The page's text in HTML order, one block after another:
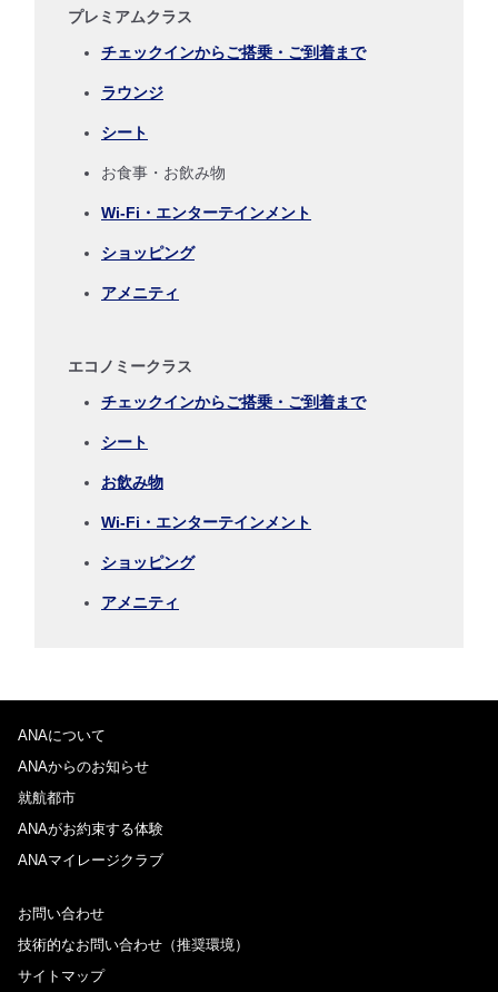
往路出発日および時間帯
日付を選択
時間帯指定なし
経由地および乗り継ぎ所要時間を追加する
復路出発日および時間帯
日付を選択
経由地および乗り継ぎ所要時間を追加する
1人
プロモーションコードについて
前後3日の運賃を検索
・表示金額は選択いただいた条件でのもっともおトクな運賃となりま
・表示金額と空席状況は最新ではない場合があります。[検索する]ボタ
ンより最新の空席照会結果をご確認ください。
・「＊」は現在金額が確認できない都市・日付となります。空席照会結
・表示金額には、運賃、
る可能性があります。
示される場合があります。
プレミアムクラス
チェックインからご搭乗・ご到着まで
ラウンジ
シート
お食事・お飲み物
Wi-Fi・エンターテインメント
ショッピング
アメニティ
エコノミークラス
チェックインからご搭乗・ご到着まで
シート
お飲み物
Wi-Fi・エンターテインメント
ショッピング
アメニティ
ANAについて
ANAからのお知らせ
就航都市
ANAがお約束する体験
ANAマイレージクラブ
お問い合わせ
技術的なお問い合わせ（推奨環境）
サイトマップ